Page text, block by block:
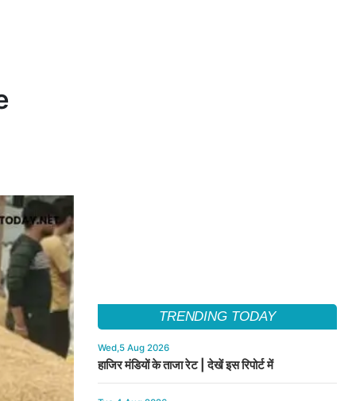
TRENDING TODAY
Wed,5 Aug 2026
हाजिर मंडियों के ताजा रेट | देखें इस रिपोर्ट में